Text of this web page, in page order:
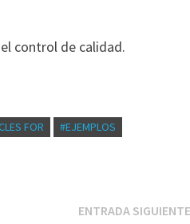
control de calidad.
FOR
#EJEMPLOS
ENTRADA SIGUIENTE